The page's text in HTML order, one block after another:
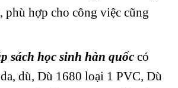
phù hợp cho công việc cũng
sách học sinh hàn quốc có
dù, Dù 1680 loại 1 PVC, Dù